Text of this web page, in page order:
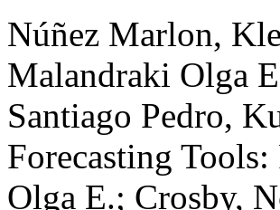
Núñez Marlon,
Malandraki Olga
Santiago Pedro,
Forecasting
Olga E.; Crosby,